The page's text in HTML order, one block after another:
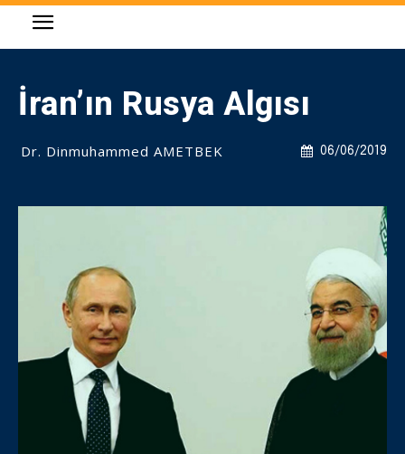
İran’ın Rusya Algısı
06/06/2019
Dr. Dinmuhammed AMETBEK